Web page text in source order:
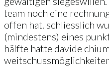
team noch eine
offen hat. schliesslich
(mindestens) eines
hälfte hatte davide